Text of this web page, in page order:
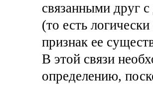
связанными друг
(то есть
признак ее
В этой связи
определению,